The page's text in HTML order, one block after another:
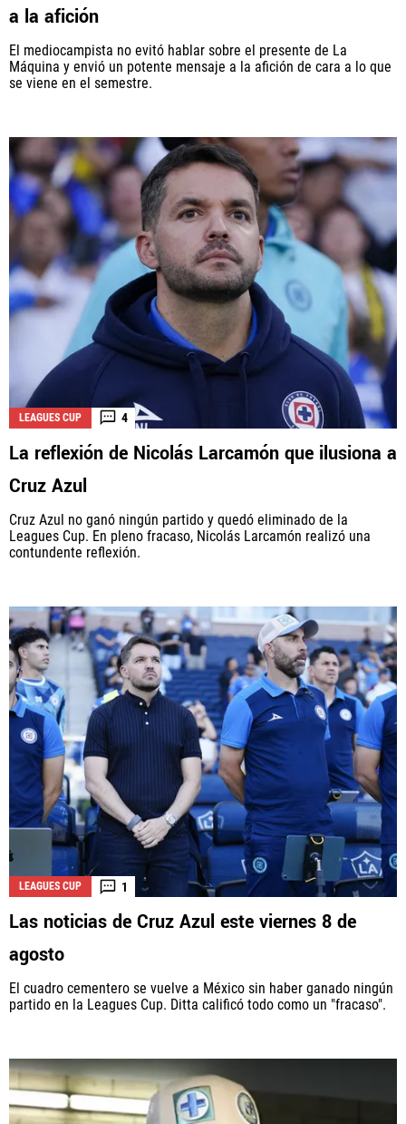
a la afición
El mediocampista no evitó hablar sobre el presente de La
Máquina y envió un potente mensaje a la afición de cara a lo que
se viene en el semestre.
LEAGUES CUP 4
La reflexión de Nicolás Larcamón que ilusiona a
Cruz Azul
Cruz Azul no ganó ningún partido y quedó eliminado de la
Leagues Cup. En pleno fracaso, Nicolás Larcamón realizó una
contundente reflexión.
LEAGUES CUP 1
Las noticias de Cruz Azul este viernes 8 de
agosto
El cuadro cementero se vuelve a México sin haber ganado ningún
partido en la Leagues Cup. Ditta calificó todo como un "fracaso".